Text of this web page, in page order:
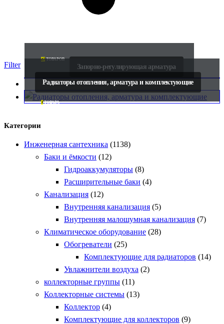
Filter Запорно-регулирующая арматура
27ТОВАРОВ
Радиаторы отопления, арматура и комплектующие
3ТОВАРА
Категории
Инженерная сантехника (1138)
Баки и ёмкости (12)
Гидроаккумуляторы (8)
Расширительные баки (4)
Канализация (12)
Внутренняя канализация (5)
Внутренняя малошумная канализация (7)
Климатическое оборудование (28)
Обогреватели (25)
Комплектующие для радиаторов (14)
Увлажнители воздуха (2)
коллекторные группы (11)
Коллекторные системы (13)
Коллектор (4)
Комплектующие для коллекторов (9)